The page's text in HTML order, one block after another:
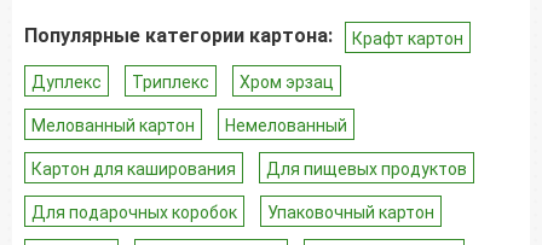
Популярные категории картона: Крафт картон
Дуплекс Триплекс Хром эрзац
Мелованный картон Немелованный
Картон для каширования Для пищевых продуктов
Для подарочных коробок Упаковочный картон